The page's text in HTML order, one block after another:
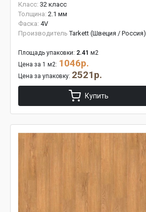
Класс: 32 класс
Толщина: 2.1 мм
Фаска: 4V
Производитель Tarkett (Швеция / Россия)
Площадь упаковки: 2.41 м2
Цена за 1 м2: 1046р.
Цена за упаковку: 2521р.
Купить